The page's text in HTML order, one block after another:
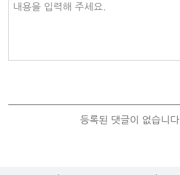
내용을 입력해 주세요.
등록된 댓글이 없습니다.